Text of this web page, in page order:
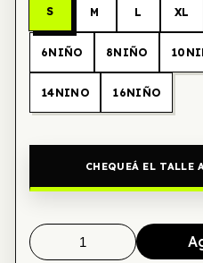
S M L XL
6NIÑO 8NIÑO
14NINO 16NIÑO
CHEQUEÁ EL TALLE